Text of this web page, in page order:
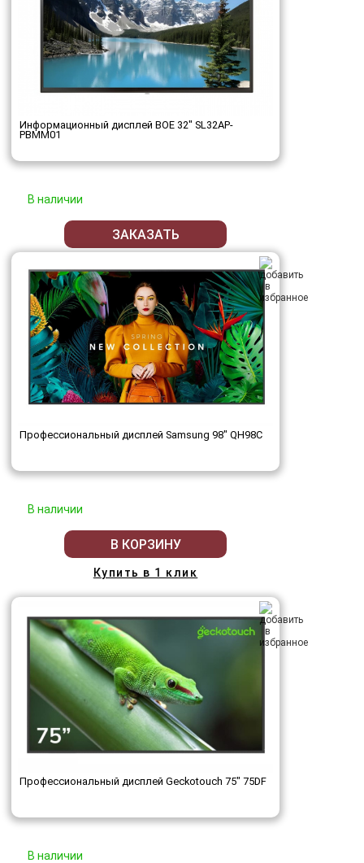
Информационный дисплей BOE 32" SL32AP-
PBMM01
В наличии
ЗАКАЗАТЬ
Профессиональный дисплей Samsung 98" QH98C
В наличии
В КОРЗИНУ
Купить в 1 клик
Профессиональный дисплей Geckotouch 75" 75DF
В наличии